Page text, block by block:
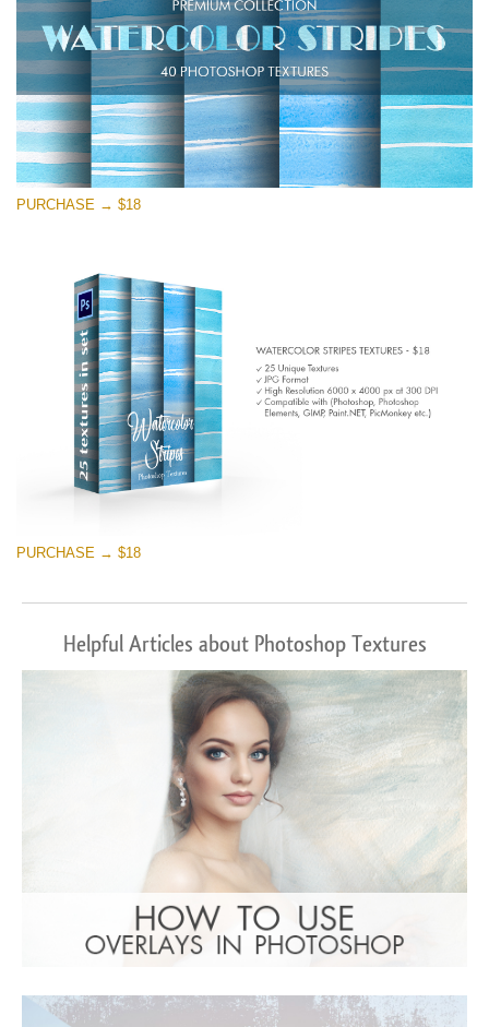
Large 6000*4000px
Entire Collection
(1783 Overlays)
Large 6000*4000px
Ücretsiz indirin
PURCHASE → $18
PURCHASE → $18
Helpful Articles about Photoshop Textures